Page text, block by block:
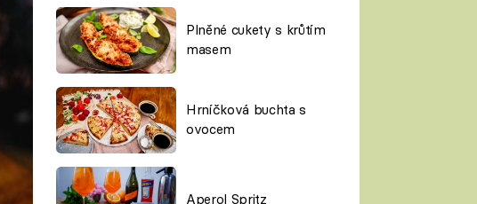
Plněné cukety s krůtím
masem
Hrníčková buchta s
ovocem
Aperol Spritz